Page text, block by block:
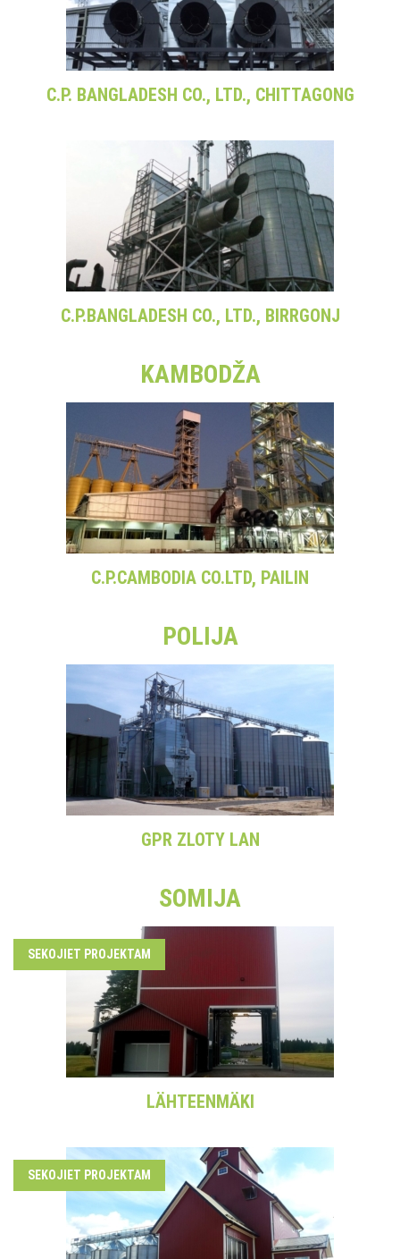
C.P. BANGLADESH CO., LTD., CHITTAGONG
C.P.BANGLADESH CO., LTD., BIRRGONJ
KAMBODŽA
C.P.CAMBODIA CO.LTD, PAILIN
POLIJA
GPR ZLOTY LAN
SOMIJA
SEKOJIET PROJEKTAM
LÄHTEENMÄKI
SEKOJIET PROJEKTAM